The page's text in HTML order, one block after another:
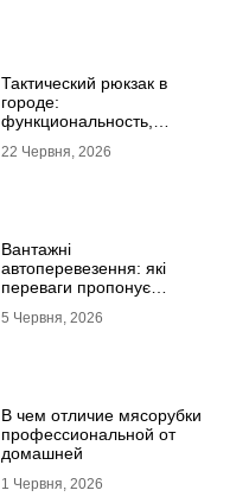
Тактический рюкзак в
городе:
функциональность,
глаза
22 Червня, 2026
Вантажні
автоперевезення: які
переваги пропонує
професіоналами
5 Червня, 2026
В чем отличие мясорубки
профессиональной от
домашней
1 Червня, 2026